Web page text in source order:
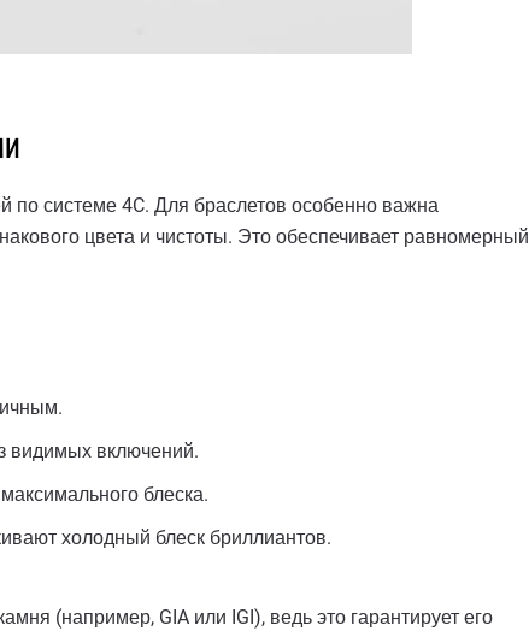
по системе 4C. Для браслетов особенно важна
цвета и чистоты. Это обеспечивает равномерный
видимых включений.
блеска.
холодный блеск бриллиантов.
(например, GIA или IGI), ведь это гарантирует его